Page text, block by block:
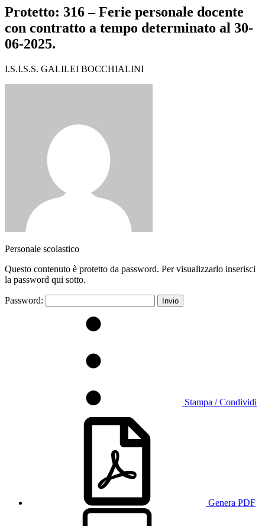
Protetto: 316 – Ferie personale docente
con contratto a tempo determinato al 30-
06-2025.
I.S.I.S.S. GALILEI BOCCHIALINI
Personale scolastico
Questo contenuto è protetto da password. Per visualizzarlo inserisci
la password qui sotto.
Password:
Stampa / Condividi
Genera PDF